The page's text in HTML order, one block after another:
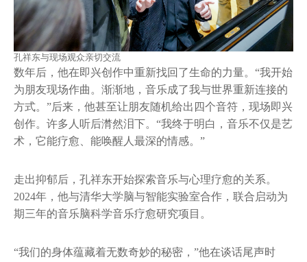
孔祥东与现场观众亲切交流
数年后，他在即兴创作中重新找回了生命的力量。“我开始
为朋友现场作曲。渐渐地，音乐成了我与世界重新连接的
方式。”后来，他甚至让朋友随机给出四个音符，现场即兴
创作。许多人听后潸然泪下。“我终于明白，音乐不仅是艺
术，它能疗愈、能唤醒人最深的情感。”
走出抑郁后，孔祥东开始探索音乐与心理疗愈的关系。
2024年，他与清华大学脑与智能实验室合作，联合启动为
期三年的音乐脑科学音乐疗愈研究项目。
“我们的身体蕴藏着无数奇妙的秘密，”他在谈话尾声时